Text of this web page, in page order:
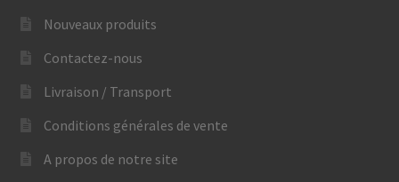
Nouveaux produits
Contactez-nous
Livraison / Transport
Conditions générales de vente
A propos de notre site